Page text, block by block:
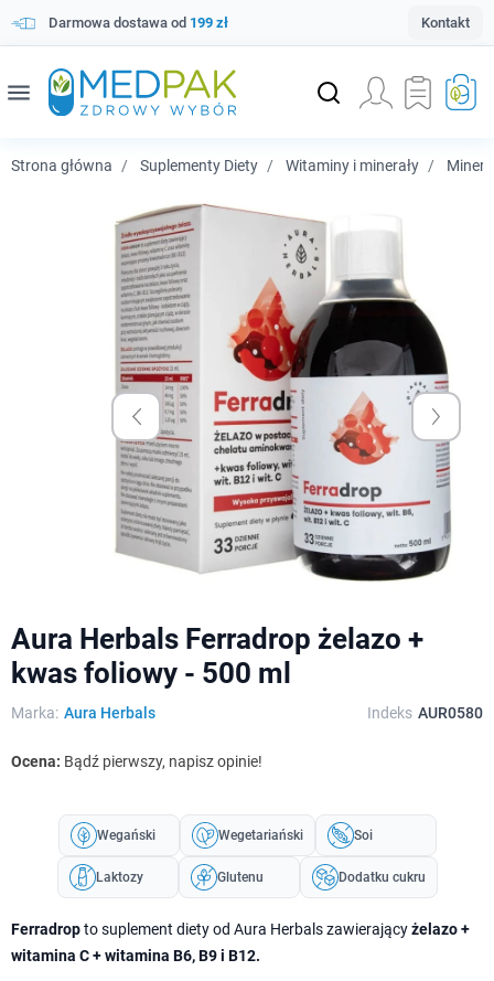
Darmowa dostawa od 199 zł Kontakt
menu
Strona główna Suplementy Diety Witaminy i minerały
Aura Herbals Ferradrop żelazo +
kwas foliowy - 500 ml
Marka: Aura Herbals Indeks AUR0580
Ocena: Bądź pierwszy, napisz opinie!
Wegański Wegetariański Soi
Laktozy Glutenu Dodatku cukru
Ferradropto suplement diety od Aura Herbals zawierającyżelazo+
witamina C + witamina B6, B9 i B12.